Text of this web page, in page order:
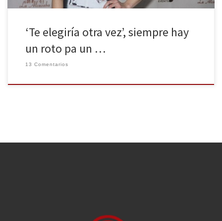
‘Te elegiría otra vez’, siempre hay
un roto pa un …
13 Comentarios